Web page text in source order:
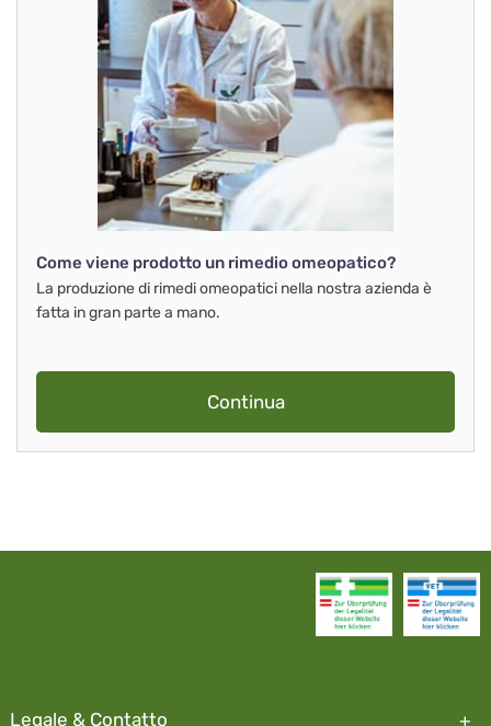
Come viene prodotto un rimedio omeopatico?
La produzione di rimedi omeopatici nella nostra azienda è
fatta in gran parte a mano.
Continua
Legale & Contatto